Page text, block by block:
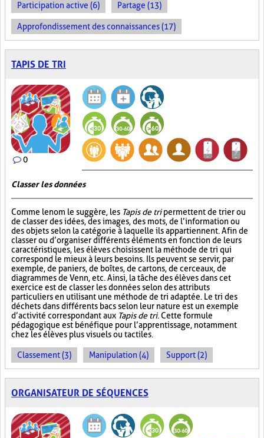
Participation active (6) Partage (13)
Approfondissement des connaissances (17)
TAPIS DE TRI
0
Classer les données
Comme le nom le suggère, les Tapis de tripermettent de trier ou
de classer des idées, des images, des mots, de l’information ou
des objets selon la catégorie à laquelle ils appartiennent. Afin de
classer ou d’organiser différents éléments en fonction de leurs
caractéristiques, les élèves choisissent la méthode de tri qui
correspond le mieux à leurs besoins. Ils peuvent se servir, par
exemple, de paniers, de boîtes, de cartons, de cerceaux, de
diagrammes de Venn, etc. Ainsi, la tâche des élèves dans cet
exercice est de classer les données selon des attributs
particuliers en utilisant une méthode de tri adaptée. Le tri des
déchets dans différents bacs selon leur nature est un exemple
d’activité correspondant aux Tapis de tri. Cette formule
pédagogique est bénéfique pour l’apprentissage, notamment
chez les élèves plus visuels ou tactiles.
Classement (3) Manipulation (4) Support (2)
ORGANISATEUR DE SÉQUENCES